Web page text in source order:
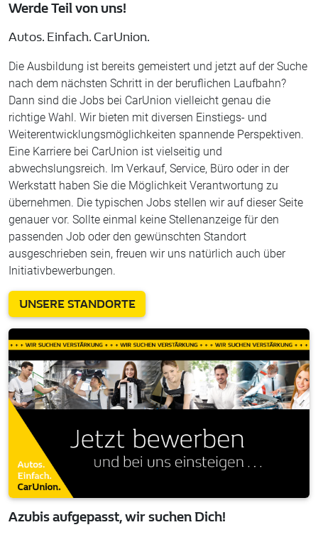
Werde Teil von uns!
Autos. Einfach. CarUnion.
Die Ausbildung ist bereits gemeistert und jetzt auf der Suche
nach dem nächsten Schritt in der beruflichen Laufbahn?
Dann sind die Jobs bei CarUnion vielleicht genau die
richtige Wahl. Wir bieten mit diversen Einstiegs- und
Weiterentwicklungsmöglichkeiten spannende Perspektiven.
Eine Karriere bei CarUnion ist vielseitig und
abwechslungsreich. Im Verkauf, Service, Büro oder in der
Werkstatt haben Sie die Möglichkeit Verantwortung zu
übernehmen. Die typischen Jobs stellen wir auf dieser Seite
genauer vor. Sollte einmal keine Stellenanzeige für den
passenden Job oder den gewünschten Standort
ausgeschrieben sein, freuen wir uns natürlich auch über
Initiativbewerbungen.
UNSERE STANDORTE
Azubis aufgepasst, wir suchen Dich!